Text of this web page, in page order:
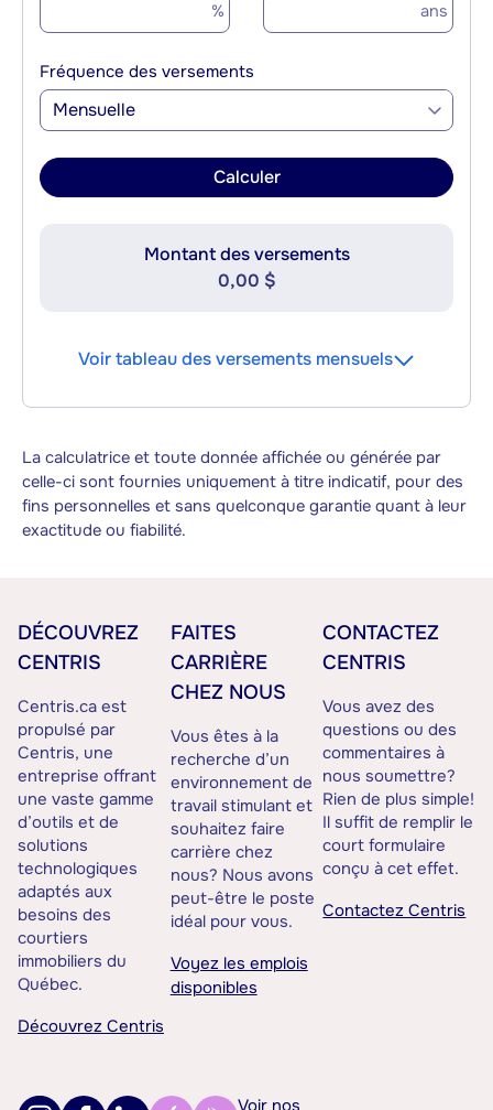
% ans
Fréquence des versements
Mensuelle
Calculer
Montant des versements
0,00 $
Voir tableau des versements mensuels
La calculatrice et toute donnée affichée ou générée par
celle-ci sont fournies uniquement à titre indicatif, pour des
fins personnelles et sans quelconque garantie quant à leur
exactitude ou fiabilité.
DÉCOUVREZ
CENTRIS
Centris.ca est
propulsé par
Centris, une
entreprise offrant
une vaste gamme
d’outils et de
solutions
technologiques
adaptés aux
besoins des
courtiers
immobiliers du
Québec.
Découvrez Centris
FAITES
CARRIÈRE
CHEZ NOUS
Vous êtes à la
recherche d’un
environnement de
travail stimulant et
souhaitez faire
carrière chez
nous? Nous avons
peut-être le poste
idéal pour vous.
Voyez les emplois
disponibles
CONTACTEZ
CENTRIS
Vous avez des
questions ou des
commentaires à
nous soumettre?
Rien de plus simple!
Il suffit de remplir le
court formulaire
conçu à cet effet.
Contactez Centris